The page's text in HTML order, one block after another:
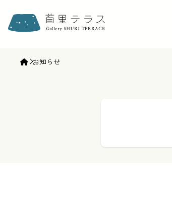
ギャラリー首里テラス | gallery SHURI TERRACE
お知らせ